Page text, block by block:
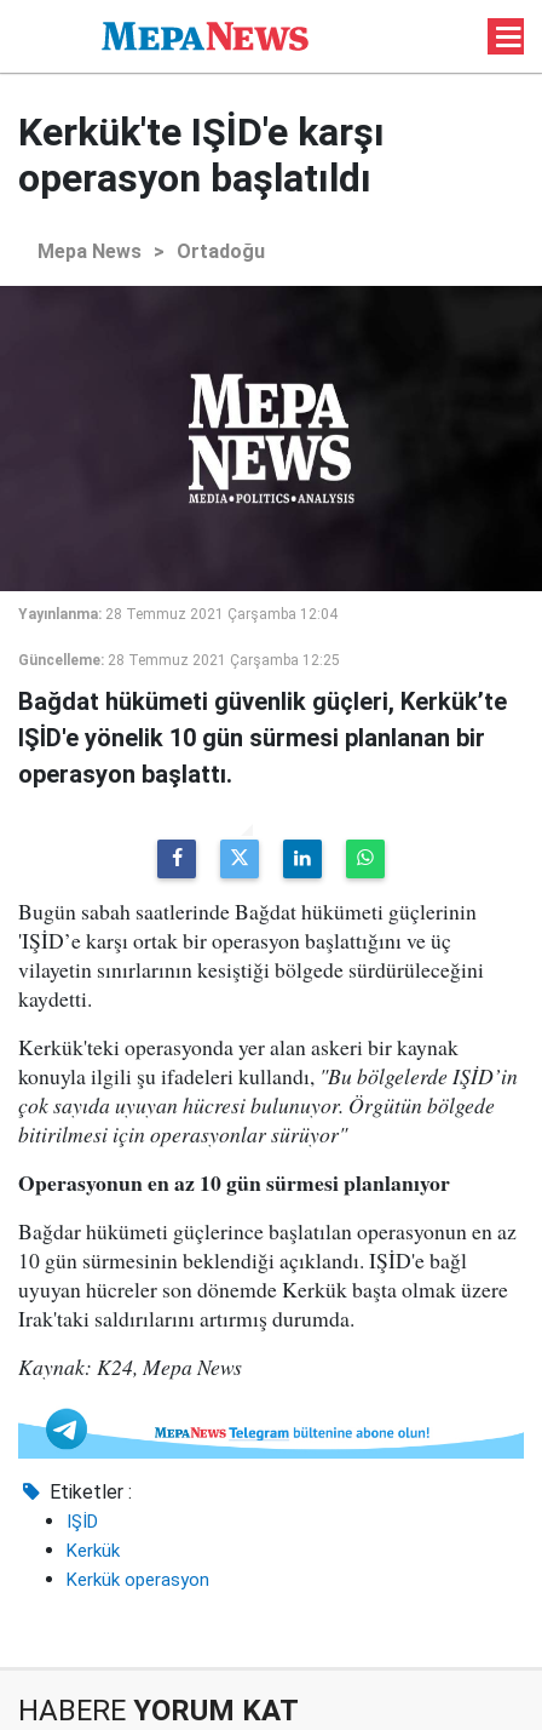
Kerkük'te IŞİD'e karşı
operasyon başlatıldı
Mepa News > Ortadoğu
Yayınlanma: 28 Temmuz 2021 Çarşamba 12:04
Güncelleme: 28 Temmuz 2021 Çarşamba 12:25
Bağdat hükümeti güvenlik güçleri, Kerkük’te
IŞİD'e yönelik 10 gün sürmesi planlanan bir
operasyon başlattı.
Bugün sabah saatlerinde Bağdat hükümeti güçlerinin
'IŞİD’e karşı ortak bir operasyon başlattığını ve üç
vilayetin sınırlarının kesiştiği bölgede sürdürüleceğini
kaydetti.
Kerkük'teki operasyonda yer alan askeri bir kaynak
konuyla ilgili şu ifadeleri kullandı, "Bu bölgelerde IŞİD’in
çok sayıda uyuyan hücresi bulunuyor. Örgütün bölgede
bitirilmesi için operasyonlar sürüyor"
Operasyonun en az 10 gün sürmesi planlanıyor
Bağdar hükümeti güçlerince başlatılan operasyonun en az
10 gün sürmesinin beklendiği açıklandı. IŞİD'e bağl
uyuyan hücreler son dönemde Kerkük başta olmak üzere
Irak'taki saldırılarını artırmış durumda.
Kaynak: K24, Mepa News
Etiketler :
IŞİD
Kerkük
Kerkük operasyon
HABERE YORUM KAT